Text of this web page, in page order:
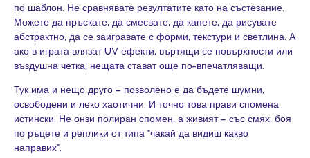
по шаблон. Не сравнявате резултатите като на състезание.
Можете да пръскате, да смесвате, да капете, да рисувате
абстрактно, да се заигравате с форми, текстури и светлина. А
ако в играта влязат UV ефекти, въртящи се повърхности или
въздушна четка, нещата стават още по-впечатляващи.
Тук има и нещо друго – позволено е да бъдете шумни,
освободени и леко хаотични. И точно това прави спомена
истински. Не онзи полиран спомен, а живият – със смях, боя
по ръцете и реплики от типа “чакай да видиш какво
направих”.